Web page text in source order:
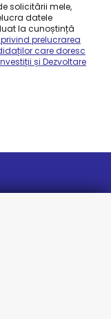
solicitării mele,
datele
la cunoștință
prelucrarea
care doresc
și Dezvoltare